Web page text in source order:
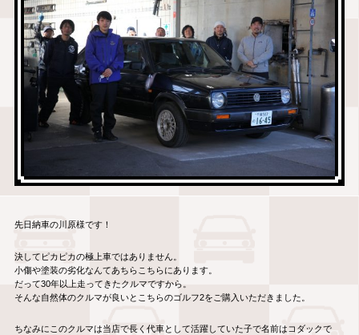
先日納車の川原様です！
決してピカピカの極上車ではありません。
小傷や塗装の劣化なんてあちらこちらにあります。
だって30年以上走ってきたクルマですから。
そんな自然体のクルマが良いとこちらのゴルフ2をご購入いただきました。
ちなみにこのクルマは当店で長く代車として活躍していた子で名前はコダックで